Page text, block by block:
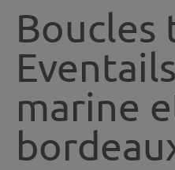
Boucles
marine